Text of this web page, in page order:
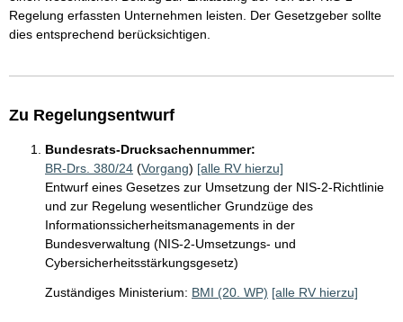
Regelung erfassten Unternehmen leisten. Der Gesetzgeber sollte
dies entsprechend berücksichtigen.
Zu Regelungsentwurf
Bundesrats-Drucksachennummer:
BR-Drs. 380/24 (Vorgang) [alle RV hierzu]
Entwurf eines Gesetzes zur Umsetzung der NIS-2-Richtlinie
und zur Regelung wesentlicher Grundzüge des
Informationssicherheitsmanagements in der
Bundesverwaltung (NIS-2-Umsetzungs- und
Cybersicherheitsstärkungsgesetz)
Zuständiges Ministerium: BMI (20. WP) [alle RV hierzu]